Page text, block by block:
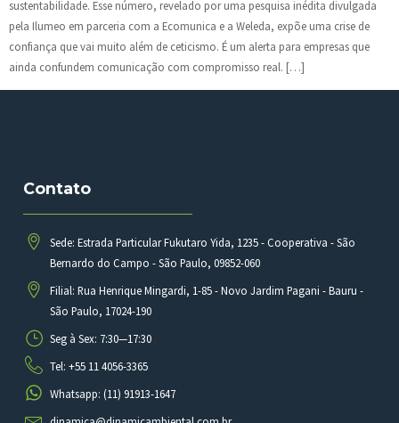
sustentabilidade. Esse número, revelado por uma pesquisa inédita divulgada
pela Ilumeo em parceria com a Ecomunica e a Weleda, expõe uma crise de
confiança que vai muito além de ceticismo. É um alerta para empresas que
ainda confundem comunicação com compromisso real. […]
Contato
Sede: Estrada Particular Fukutaro Yida, 1235 - Cooperativa - São
Bernardo do Campo - São Paulo, 09852-060
Filial: Rua Henrique Mingardi, 1-85 - Novo Jardim Pagani - Bauru -
São Paulo, 17024-190
Seg à Sex: 7:30—17:30
Tel: +55 11 4056-3365
Whatsapp: (11) 91913-1647